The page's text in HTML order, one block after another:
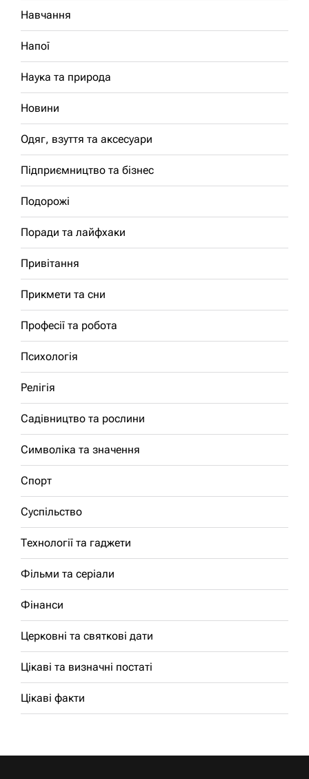
Навчання
Напої
Наука та природа
Новини
Одяг, взуття та аксесуари
Підприємництво та бізнес
Подорожі
Поради та лайфхаки
Привітання
Прикмети та сни
Професії та робота
Психологія
Релігія
Садівництво та рослини
Символіка та значення
Спорт
Суспільство
Технології та гаджети
Фільми та серіали
Фінанси
Церковні та святкові дати
Цікаві та визначні постаті
Цікаві факти